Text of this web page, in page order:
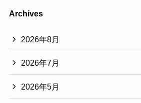
Archives
2026年8月
2026年7月
2026年5月